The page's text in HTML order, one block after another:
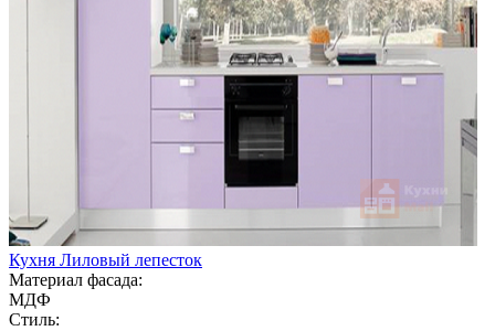
Кухня Лиловый лепесток
Материал фасада:
МДФ
Стиль: